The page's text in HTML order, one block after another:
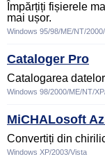
Împărțiți fișierele
mai ușor.
Windows 95/98/ME/NT/
Cataloger Pro
Catalogarea
Windows 98/2000/ME/NT/
MiCHALosoft
Convertiți din
Windows XP/2003/Vista